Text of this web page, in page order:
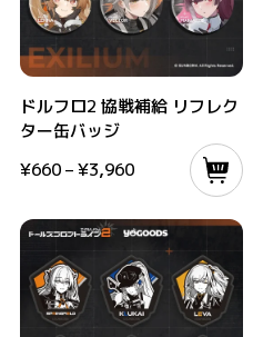
ドルフロ2 協戦補給 リフレク
ター缶バッジ
¥660–¥3,960